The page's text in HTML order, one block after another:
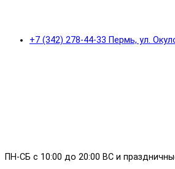
+7 (342) 278-44-33 Пермь, ул.
ПН-СБ с 10:00 до 20:00 ВС и